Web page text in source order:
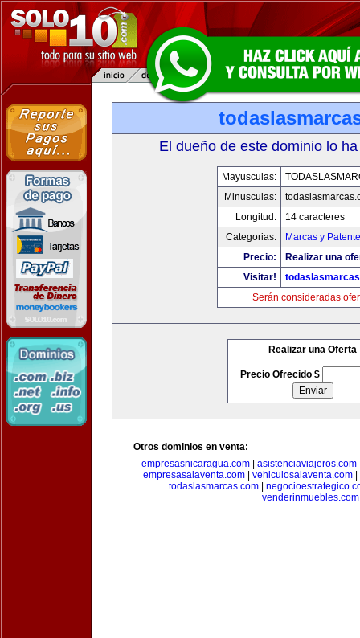
El dueño de este dominio lo
Mayusculas:
Minusculas:
Longitud:
14 caracteres
Categorias:
Marcas y
Precio:
Realizar una
Visitar!
Serán consideradas
Realizar una Oferta
Precio Ofrecido $
Otros dominios en venta:
empresasnicaragua.com| asistenciaviajeros.com
empresasalaventa.com| vehiculosalaventa.com|
todaslasmarcas.com
venderinmuebles.com